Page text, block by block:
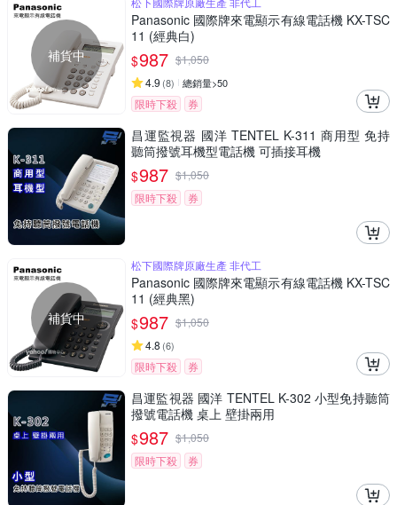
補貨中
Panasonic 國際牌來電顯示有線電話機 KX-TSC
11 (經典白)
$987 $1,050
4.9 (8) 總銷量>50
限時下殺 券
昌運監視器 國洋 TENTEL K-311 商用型 免持
聽筒撥號耳機型電話機 可插接耳機
$987 $1,050
限時下殺
券
補貨中
松下國際牌原廠生產 非代工
Panasonic 國際牌來電顯示有線電話機 KX-TSC
11 (經典黑)
$987 $1,050
4.8 (6)
限時下殺 券
昌運監視器 國洋 TENTEL K-302 小型免持聽筒
撥號電話機 桌上 壁掛兩用
$987 $1,050
限時下殺
券